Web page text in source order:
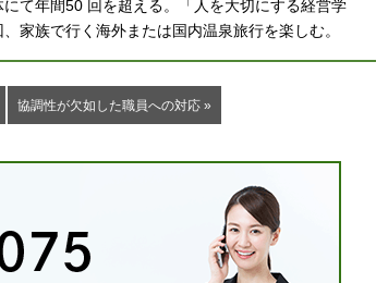
て年間50 回を超える。「人を大切にする経営学
家族で行く海外または国内温泉旅行を楽しむ。
協調性が欠如した職員への対応 »